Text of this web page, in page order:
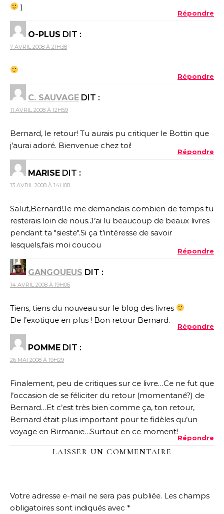
)
Répondre
O-PLUS DIT :
7 AVRIL 2008 À 21H38
Répondre
C. SAUVAGE DIT :
11 AVRIL 2008 À 12H59
Bernard, le retour! Tu aurais pu critiquer le Bottin que
j’aurai adoré. Bienvenue chez toi!
Répondre
MARISE DIT :
13 AVRIL 2008 À 14H08
Salut,Bernard!Je me demandais combien de temps tu
resterais loin de nous.J’ai lu beaucoup de beaux livres
pendant ta "sieste".Si ça t’intéresse de savoir
lesquels,fais moi coucou
Répondre
GANGOUEUS DIT :
14 AVRIL 2008 À 19H06
Tiens, tiens du nouveau sur le blog des livres
De l’exotique en plus ! Bon retour Bernard.
Répondre
POMME DIT :
26 MAI 2008 À 19H29
Finalement, peu de critiques sur ce livre…Ce ne fut que
l’occasion de se féliciter du retour (momentané?) de
Bernard…Et c’est très bien comme ça, ton retour,
Bernard était plus important pour te fidèles qu’un
voyage en Birmanie…Surtout en ce moment!
Répondre
LAISSER UN COMMENTAIRE
Votre adresse e-mail ne sera pas publiée. Les champs
obligatoires sont indiqués avec *